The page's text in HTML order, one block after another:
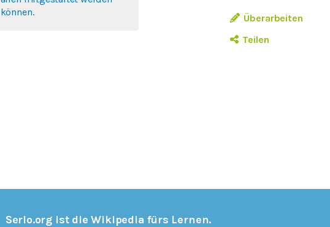
Überarbeiten
Teilen
können.
Serlo.org ist die Wikipedia fürs Lernen.